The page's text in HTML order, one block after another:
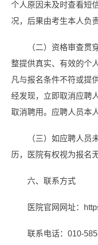
个人原因未及时查看短
况，后果由考生本人负责
（二）资格审查贯
整提供真实、有效的个
凡与报名条件不符或提
经发现，立即取消应聘
取消聘用。应聘人员本
（三）如应聘人员
历，医院有权视为报名
六、联系方式
医院官网网址：
联系电话：010-